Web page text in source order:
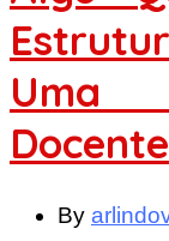
Uma
Docente
By